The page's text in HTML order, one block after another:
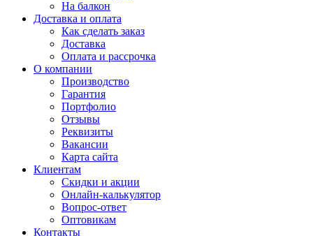
На балкон
Доставка и оплата
Как сделать заказ
Доставка
Оплата и рассрочка
О компании
Производство
Гарантия
Портфолио
Отзывы
Реквизиты
Вакансии
Карта сайта
Клиентам
Скидки и акции
Онлайн-калькулятор
Вопрос-ответ
Оптовикам
Контакты